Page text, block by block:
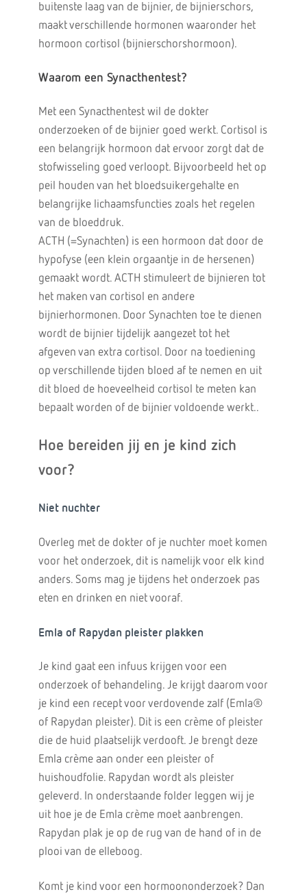
buitenste laag van de bijnier, de bijnierschors,
maakt verschillende hormonen waaronder het
hormoon cortisol (bijnierschorshormoon).
Waarom een Synacthentest?
Met een Synacthentest wil de dokter
onderzoeken of de bijnier goed werkt. Cortisol is
een belangrijk hormoon dat ervoor zorgt dat de
stofwisseling goed verloopt. Bijvoorbeeld het op
peil houden van het bloedsuikergehalte en
belangrijke lichaamsfuncties zoals het regelen
van de bloeddruk.
ACTH (=Synachten) is een hormoon dat door de
hypofyse (een klein orgaantje in de hersenen)
gemaakt wordt. ACTH stimuleert de bijnieren tot
het maken van cortisol en andere
bijnierhormonen. Door Synachten toe te dienen
wordt de bijnier tijdelijk aangezet tot het
afgeven van extra cortisol. Door na toediening
op verschillende tijden bloed af te nemen en uit
dit bloed de hoeveelheid cortisol te meten kan
bepaalt worden of de bijnier voldoende werkt..
Hoe bereiden jij en je kind zich
voor?
Niet nuchter
Overleg met de dokter of je nuchter moet komen
voor het onderzoek, dit is namelijk voor elk kind
anders. Soms mag je tijdens het onderzoek pas
eten en drinken en niet vooraf.
Emla of Rapydan pleister plakken
Je kind gaat een infuus krijgen voor een
onderzoek of behandeling. Je krijgt daarom voor
je kind een recept voor verdovende zalf (Emla®
of Rapydan pleister). Dit is een crème of pleister
die de huid plaatselijk verdooft. Je brengt deze
Emla crème aan onder een pleister of
huishoudfolie. Rapydan wordt als pleister
geleverd. In onderstaande folder leggen wij je
uit hoe je de Emla crème moet aanbrengen.
Rapydan plak je op de rug van de hand of in de
plooi van de elleboog.
Komt je kind voor een hormoononderzoek? Dan